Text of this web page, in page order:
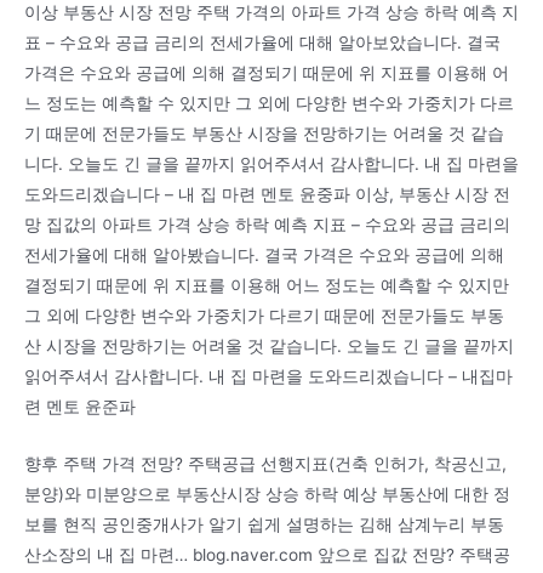
이상 부동산 시장 전망 주택 가격의 아파트 가격 상승 하락 예측 지
표 – 수요와 공급 금리의 전세가율에 대해 알아보았습니다. 결국
가격은 수요와 공급에 의해 결정되기 때문에 위 지표를 이용해 어
느 정도는 예측할 수 있지만 그 외에 다양한 변수와 가중치가 다르
기 때문에 전문가들도 부동산 시장을 전망하기는 어려울 것 같습
니다. 오늘도 긴 글을 끝까지 읽어주셔서 감사합니다. 내 집 마련을
도와드리겠습니다 – 내 집 마련 멘토 윤중파 이상, 부동산 시장 전
망 집값의 아파트 가격 상승 하락 예측 지표 – 수요와 공급 금리의
전세가율에 대해 알아봤습니다. 결국 가격은 수요와 공급에 의해
결정되기 때문에 위 지표를 이용해 어느 정도는 예측할 수 있지만
그 외에 다양한 변수와 가중치가 다르기 때문에 전문가들도 부동
산 시장을 전망하기는 어려울 것 같습니다. 오늘도 긴 글을 끝까지
읽어주셔서 감사합니다. 내 집 마련을 도와드리겠습니다 – 내집마
련 멘토 윤준파
향후 주택 가격 전망? 주택공급 선행지표(건축 인허가, 착공신고,
분양)와 미분양으로 부동산시장 상승 하락 예상 부동산에 대한 정
보를 현직 공인중개사가 알기 쉽게 설명하는 김해 삼계누리 부동
산소장의 내 집 마련… blog.naver.com 앞으로 집값 전망? 주택공